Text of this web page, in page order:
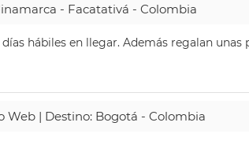
- Facatativá - Colombia
hábiles en llegar. Además regalan unas
Web | Destino: Bogotá - Colombia